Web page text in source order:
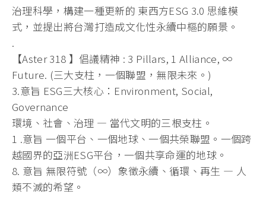
治理科學，構建一種更新的 東西方ESG 3.0 思維模
式，並提出將台灣打造成文化性永續中樞的願景。
.
【Aster 318 】倡議精神 : 3 Pillars, 1 Alliance, ∞
Future. (三大支柱，一個聯盟，無限未來。)
3.意旨 ESG三大核心：Environment, Social,
Governance
環境、社會、治理 — 當代文明的三根支柱。
1 .意旨 一個平台、一個地球、一個共榮聯盟。一個跨
越國界的亞洲ESG平台，一個共享命運的地球。
8. 意旨 無限符號（∞）象徵永續、循環、再生 — 人
類不滅的希望。